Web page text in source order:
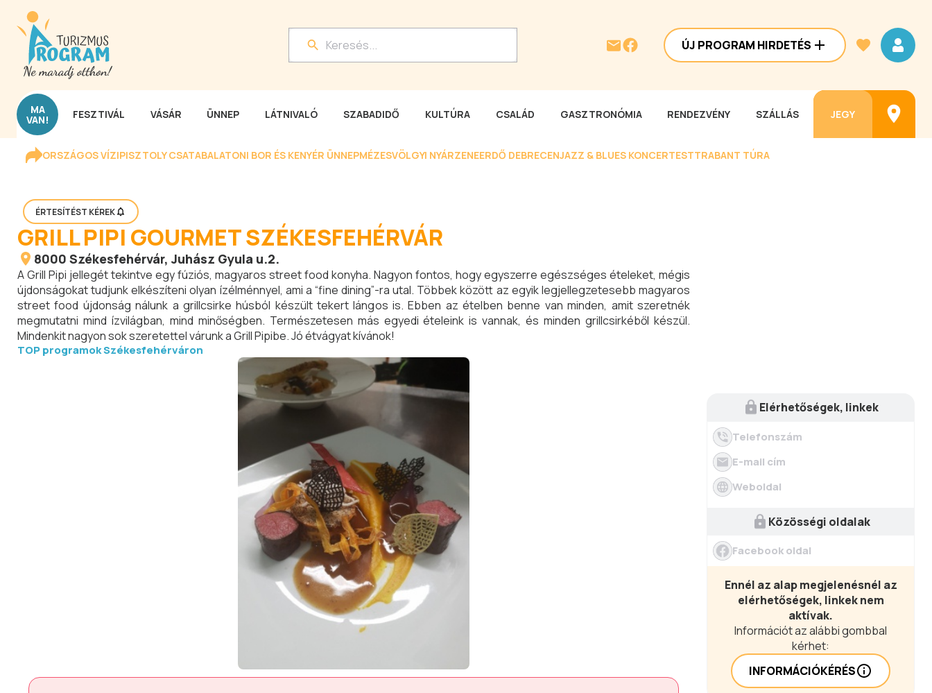
ÚJ PROGRAM HIRDETÉS
MA
VAN! FESZTIVÁL VÁSÁR ÜNNEP LÁTNIVALÓ SZABADIDŐ KULTÚRA CSALÁD GASZTRONÓMIA RENDEZVÉNY SZÁLLÁS JEGY
ORSZÁGOS VÍZIPISZTOLY CSATABALATONI BOR ÉS KENYÉR ÜNNEPMÉZESVÖLGYI NYÁRZENEERDŐ DEBRECENJAZZ & BLUES KONCERTESTTRABANT TÚRA
ÉRTESÍTÉST KÉREK
GRILL PIPI GOURMET SZÉKESFEHÉRVÁR
8000 Székesfehérvár, Juhász Gyula u.2.
A Grill Pipi jellegét tekintve egy fúziós, magyaros street food konyha. Nagyon fontos, hogy egyszerre egészséges ételeket, mégis
újdonságokat tudjunk elkészíteni olyan ízélménnyel, ami a “fine dining”-ra utal. Többek között az egyik legjellegzetesebb magyaros
street food újdonság nálunk a grillcsirke húsból készült tekert lángos is. Ebben az ételben benne van minden, amit szeretnék
megmutatni mind ízvilágban, mind minőségben. Természetesen más egyedi ételeink is vannak, és minden grillcsirkéből készül.
Mindenkit nagyon sok szeretettel várunk a Grill Pipibe. Jó étvágyat kívánok!
TOP programok Székesfehérváron
Elérhetőségek, linkek
Telefonszám
E-mail cím
Weboldal
Közösségi oldalak
Facebook oldal
Ennél az alap megjelenésnél az
elérhetőségek, linkek nem
aktívak.
Információt az alábbi gombbal
kérhet:
INFORMÁCIÓKÉRÉS